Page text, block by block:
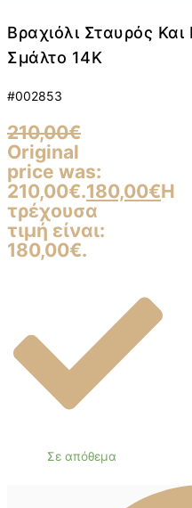
Βραχιόλι Σταυρός
Σμάλτο 14K
#002853
210,00€
Original
price was:
210,00€.180,00€Η
τρέχουσα
τιμή είναι:
180,00€.
Σε απόθεμα